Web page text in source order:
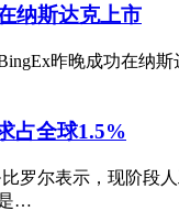
纳斯达克上市
昨晚成功在纳
占全球1.5%
罗尔表示，现阶段
…